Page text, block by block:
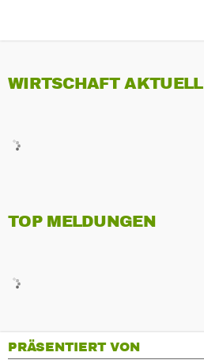
WIRTSCHAFT AKTUELL
TOP MELDUNGEN
PRÄSENTIERT VON